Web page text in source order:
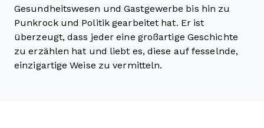
Gesundheitswesen und Gastgewerbe bis hin zu
Punkrock und Politik gearbeitet hat. Er ist
überzeugt, dass jeder eine großartige Geschichte
zu erzählen hat und liebt es, diese auf fesselnde,
einzigartige Weise zu vermitteln.